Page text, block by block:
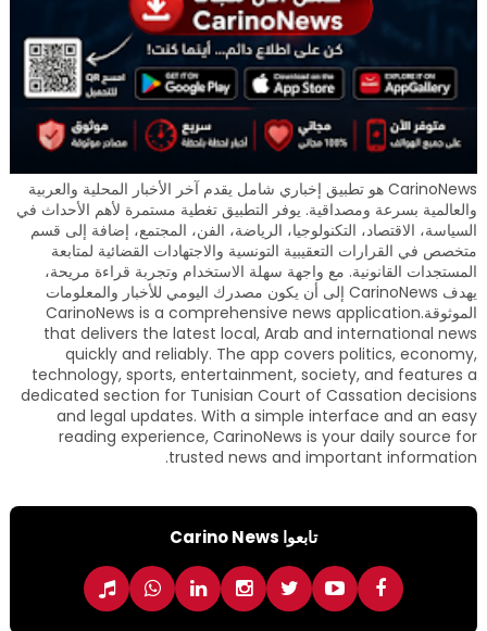
CarinoNews هو تطبيق إخباري شامل يقدم آخر الأخبار المحلية والعربية
والعالمية بسرعة ومصداقية. يوفر التطبيق تغطية مستمرة لأهم الأحداث في
السياسة، الاقتصاد، التكنولوجيا، الرياضة، الفن، المجتمع، إضافة إلى قسم
متخصص في القرارات التعقيبية التونسية والاجتهادات القضائية لمتابعة
المستجدات القانونية. مع واجهة سهلة الاستخدام وتجربة قراءة مريحة،
يهدف CarinoNews إلى أن يكون مصدرك اليومي للأخبار والمعلومات
الموثوقة.CarinoNews is a comprehensive news application
that delivers the latest local, Arab and international news
quickly and reliably. The app covers politics, economy,
technology, sports, entertainment, society, and features a
dedicated section for Tunisian Court of Cassation decisions
and legal updates. With a simple interface and an easy
reading experience, CarinoNews is your daily source for
trusted news and important information.
تابعوا Carino News